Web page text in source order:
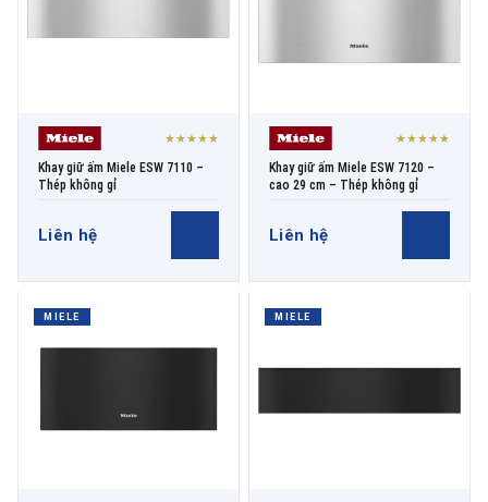
★★★★★
Khay giữ ấm Miele ESW 7110 –
Thép không gỉ
Liên hệ
★★★★★
Khay giữ ấm Miele ESW 7120 –
cao 29 cm – Thép không gỉ
Liên hệ
MIELE MIELE